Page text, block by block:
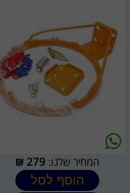
המחיר שלנו:279
₪
הוסף לסל